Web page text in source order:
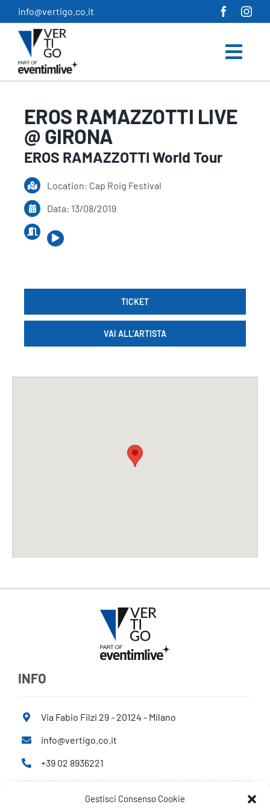
Gestisci Consenso Cookie
Salta
al
contenuto
info@vertigo.co.it
EROS RAMAZZOTTI LIVE
@ GIRONA
EROS RAMAZZOTTI World Tour
Location: Cap Roig Festival
Data: 13/08/2019
TICKET
VAI ALL’ARTISTA
INFO
Via Fabio Filzi 29 - 20124 - Milano
info@vertigo.co.it
+39 02 8936221
Privacy Policy